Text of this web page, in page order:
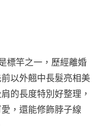
標竿之一，歷經離婚
以外翹中長髮亮相美
的長度特別好整理，
，還能修飾脖子線